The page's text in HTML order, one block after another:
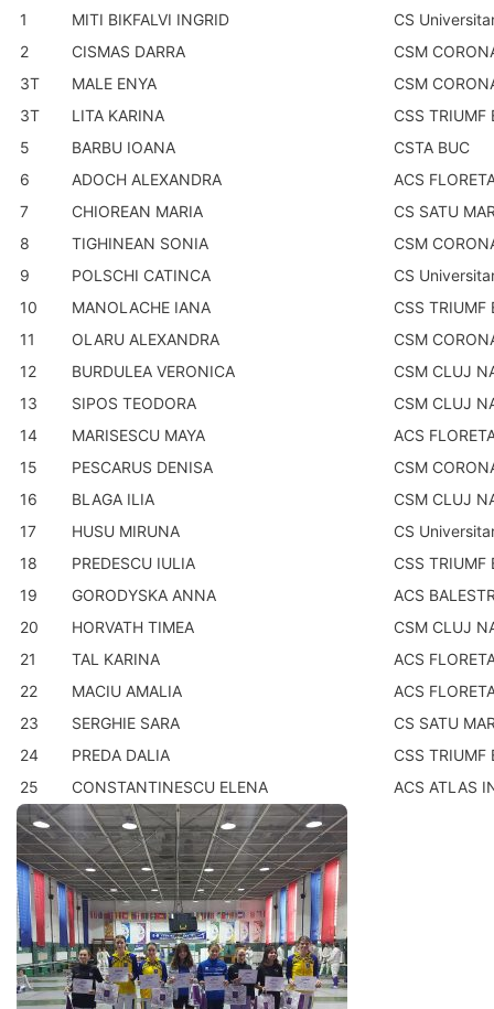
1
MITI BIKFALVI INGRID
CS
2
CISMAS DARRA
CSM
3T
MALE ENYA
CSM
3T
LITA KARINA
CSS TRIUMF
5
BARBU IOANA
CSTA BUC
6
ADOCH ALEXANDRA
ACS
7
CHIOREAN MARIA
CS SATU
8
TIGHINEAN SONIA
CSM
9
POLSCHI CATINCA
CS
10
MANOLACHE IANA
CSS TRIUMF
11
OLARU ALEXANDRA
CSM
12
BURDULEA VERONICA
CSM CLUJ
13
SIPOS TEODORA
CSM CLUJ
14
MARISESCU MAYA
ACS
15
PESCARUS DENISA
CSM
16
BLAGA ILIA
CSM CLUJ
17
HUSU MIRUNA
CS
18
PREDESCU IULIA
CSS TRIUMF
19
GORODYSKA ANNA
ACS
20
HORVATH TIMEA
CSM CLUJ
21
TAL KARINA
ACS
22
MACIU AMALIA
ACS
23
SERGHIE SARA
CS SATU
24
PREDA DALIA
CSS TRIUMF
25
CONSTANTINESCU ELENA ACS ATLAS